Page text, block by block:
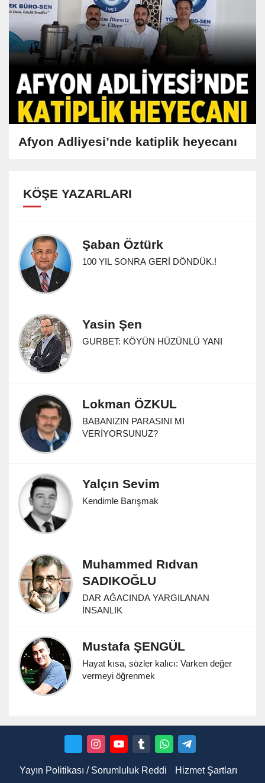
Afyon Adliyesi’nde katiplik heyecanı
KÖŞE YAZARLARI
Şaban Öztürk
100 YIL SONRA GERİ DÖNDÜK.!
Yasin Şen
GURBET: KÖYÜN HÜZÜNLÜ YANI
Lokman ÖZKUL
BABANIZIN PARASINI MI
VERİYORSUNUZ?
Yalçın Sevim
Kendimle Barışmak
Muhammed Rıdvan
SADIKOĞLU
DAR AĞACINDA YARGILANAN
İNSANLIK
Mustafa ŞENGÜL
Hayat kısa, sözler kalıcı: Varken değer
vermeyi öğrenmek
Yayın Politikası / Sorumluluk Reddi Hizmet Şartları